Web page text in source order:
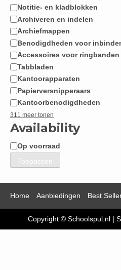
Notitie- en kladblokken
Archiveren en indelen
Archiefmappen
Benodigdheden voor
Accessoires voor ringbanden
Tabbladen
Kantoorapparaten
Papierversnipperaars
Kantoorbenodigdheden
311 meer tonen
Availability
Beschikbaarheid
Op voorraad
Toepassen
Home Aanbiedingen Best
Copyright © Schoolspul.nl |